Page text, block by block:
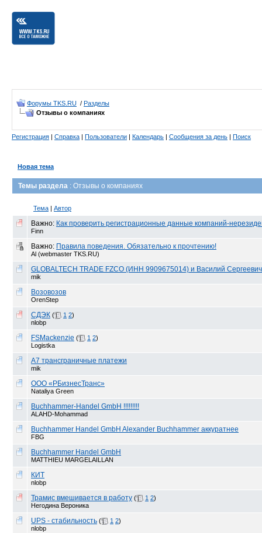
Форумы TKS.RU / Разделы
Отзывы о компаниях
Регистрация | Справка | Пользователи | Календарь | Сообщения за день | Поиск
Новая тема
Темы раздела : Отзывы о компаниях
Тема | Автор
Важно: Как проверить регистрационные данные компаний-
Finn
Важно: Правила поведения. Обязательно к прочтению!
Al (webmaster TKS.RU)
GLOBALTECH TRADE FZCO (ИНН 9909675014) и Василий
mik
Возовозов
OrenStep
СДЭК ( 1 2)
nlobp
FSMackenzie ( 1 2)
Logistka
А7 трансграничные платежи
mik
ООО «РБизнесТранс»
Nataliya Green
Buchhammer-Handel GmbH !!!!!!!!!
ALAHD-Mohammad
Buchhammer Handel GmbH Alexander Buchhammer аккуратнее
FBG
Buchhammer Handel GmbH
MATTHIEU MARGELAILLAN
КИТ
nlobp
Трамиc вмешивается в работу ( 1 2)
Негодина Вероника
UPS - стабильность ( 1 2)
nlobp